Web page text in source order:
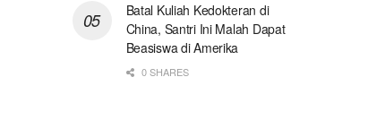
Batal Kuliah Kedokteran di
China, Santri Ini Malah Dapat
Beasiswa di Amerika
0 SHARES